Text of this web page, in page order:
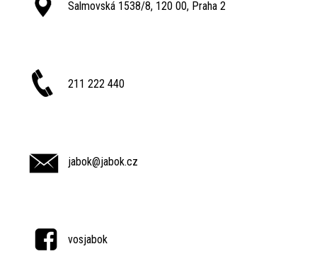
Salmovská 1538/8, 120 00, Praha 2
211 222 440
jabok@jabok.cz
vosjabok